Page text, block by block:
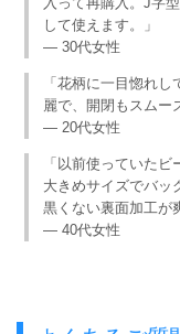
して使えます。」
— 30代女性
「花柄に一目惚れ
麗で、開閉もスムー
— 20代女性
「以前使っていた
大きめサイズでバッ
黒くない裏面加工が
— 40代女性